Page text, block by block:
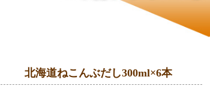
北海道ねこんぶだし300ml×6本